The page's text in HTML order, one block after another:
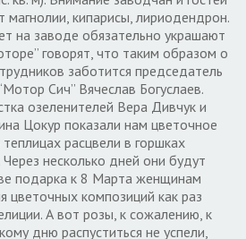
кипарисы, лириодендрон.
на заводе обязательно украшают
говорят, что таким образом о
заботится председатель
Сич” Вячеслав Богуслаев.
озеленителей Вера Дивчук и
Цокур показали нам цветочное
расцвели в горшках
несколько дней они будут
подарка к 8 Марта женщинам
цветочных композиций как раз
А вот розы, к сожалению, к
дню распуститься не успели,